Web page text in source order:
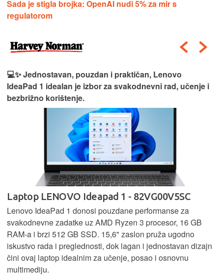
Sada je stigla brojka: OpenAI nudi 5% za mir s
regulatorom
💻✨ Jednostavan, pouzdan i praktičan, Lenovo
IdeaPad 1 idealan je izbor za svakodnevni rad, učenje i
bezbrižno korištenje.
Laptop LENOVO Ideapad 1 - 82VG00V5SC
Lenovo IdeaPad 1 donosi pouzdane performanse za
svakodnevne zadatke uz AMD Ryzen 3 procesor, 16 GB
RAM-a i brzi 512 GB SSD. 15,6" zaslon pruža ugodno
iskustvo rada i preglednosti, dok lagan i jednostavan dizajn
čini ovaj laptop idealnim za učenje, posao i osnovnu
multimediju.